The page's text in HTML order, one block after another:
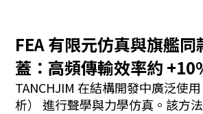
FEA 有限元仿真與旗艦同
蓋：高頻傳輸效率約
TANCHJIM 在結構開發中廣泛使
析） 進行聲學與力學仿真。該方